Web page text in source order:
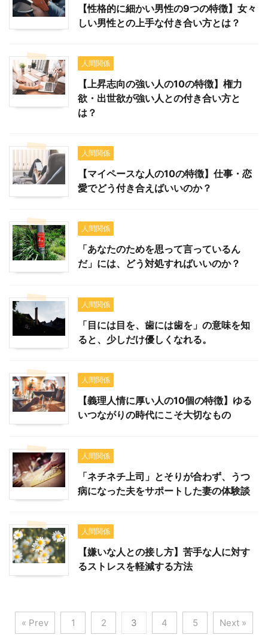
【性格的に細かい男性の9つの特徴】女々
しい男性との上手な付き合い方とは？
人間関係
【上昇志向の強い人の10の特徴】権力
欲・出世欲が強い人との付き合い方と
は？
人間関係
【マイペースな人の10の特徴】仕事・恋
愛でどう付き合えばいいのか？
人間関係
「あなたのためを思って言っているん
だ」には、どう対処すればいいのか？
人間関係
「目には目を、歯には歯を」の意味を知
ると、少しだけ優しくなれる。
人間関係
【義理人情に厚い人の10個の特徴】ゆる
いつながりの時代にこそ大切なもの
人間関係
「ネチネチ上司」とそりが合わず、うつ
病になった夫をサポートした妻の体験談
人間関係
【嫌いな人との接し方】苦手な人に対す
るストレスを軽減する方法
« Prev 1 2 3 4 5 Next »